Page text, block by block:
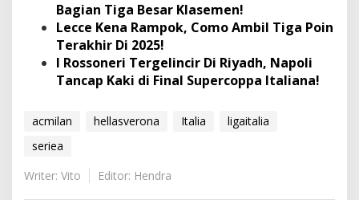
Bagian Tiga Besar Klasemen!
Lecce Kena Rampok, Como Ambil Tiga Poin
Terakhir Di 2025!
I Rossoneri Tergelincir Di Riyadh, Napoli
Tancap Kaki di Final Supercoppa Italiana!
acmilan hellasverona Italia
ligaitalia
seriea
Writer: Vito
Editor: Hendra